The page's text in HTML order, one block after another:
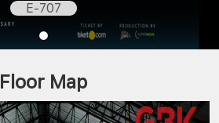
E-707
Floor Map